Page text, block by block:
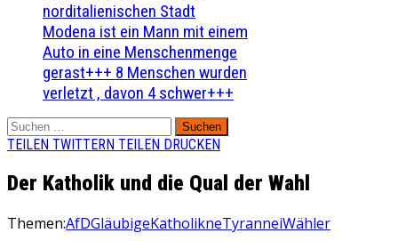
norditalienischen Stadt
Modena ist ein Mann mit einem
Auto in eine Menschenmenge
gerast+++ 8 Menschen wurden
verletzt , davon 4 schwer+++
Suchen
nach:
TEILEN TWITTERN TEILEN DRUCKEN
Der Katholik und die Qual der Wahl
Themen:AfDGläubigeKatholikneTyranneiWähler